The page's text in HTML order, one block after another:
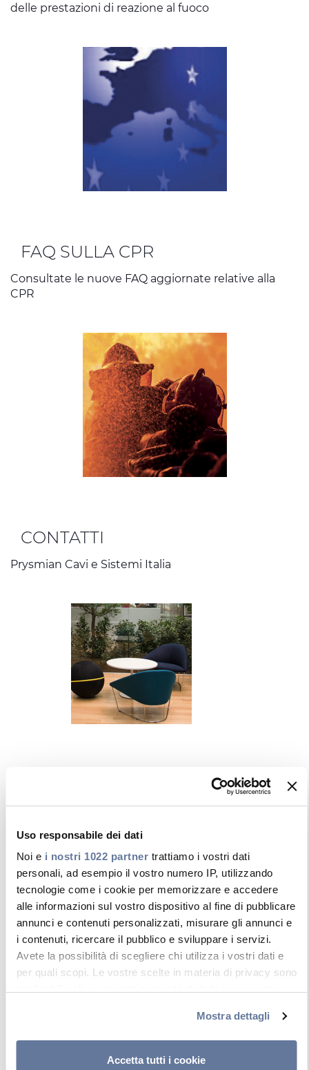
Uso responsabile dei dati
Noi e i nostri 1022 partnertrattiamo i vostri dati
personali, ad esempio il vostro numero IP, utilizzando
tecnologie come i cookie per memorizzare e accedere
alle informazioni sul vostro dispositivo al fine di pubblicare
annunci e contenuti personalizzati, misurare gli annunci e
i contenuti, ricercare il pubblico e sviluppare i servizi.
Avete la possibilità di scegliere chi utilizza i vostri dati e
per quali scopi. Le vostre scelte in materia di privacy sono
revocare il proprio consenso in qualsiasi momento dalla
Dichiarazione sui cookie o facendo clic sull'icona di
attivazione della privacy.
Mostra dettagli
Accetta tutti i cookie
delle prestazioni di reazione al fuoco
FAQ SULLA CPR
Consultate le nuove FAQ aggiornate relative alla
CPR
CONTATTI
Prysmian Cavi e Sistemi Italia